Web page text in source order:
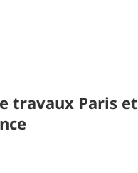
travaux Paris et